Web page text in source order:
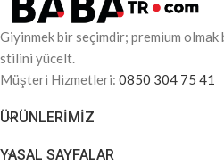
Giyinmek bir seçimdir; premium
stilini yücelt.
Müşteri Hizmetleri: 0850 304 75 41
ÜRÜNLERIMIZ
YASAL SAYFALAR